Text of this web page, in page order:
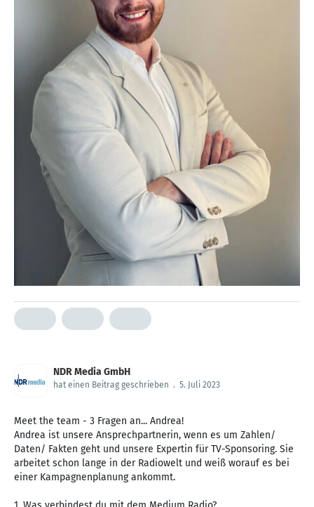
NDR Media GmbH
hat einen Beitrag geschrieben . 5. Juli 2023
Meet the team - 3 Fragen an... Andrea!
Andrea ist unsere Ansprechpartnerin, wenn es um Zahlen/
Daten/ Fakten geht und unsere Expertin für TV-Sponsoring. Sie
arbeitet schon lange in der Radiowelt und weiß worauf es bei
einer Kampagnenplanung ankommt.